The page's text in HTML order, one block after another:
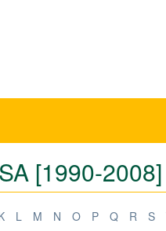
[1990-
L M N O P Q R S